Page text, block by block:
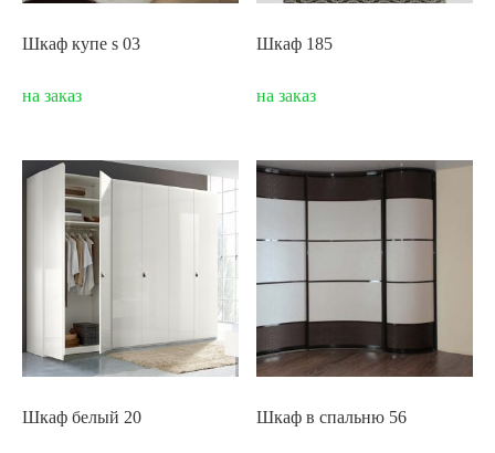
Шкаф купе s 03
на заказ
Шкаф 185
на заказ
Шкаф белый 20 Шкаф в спальню 56